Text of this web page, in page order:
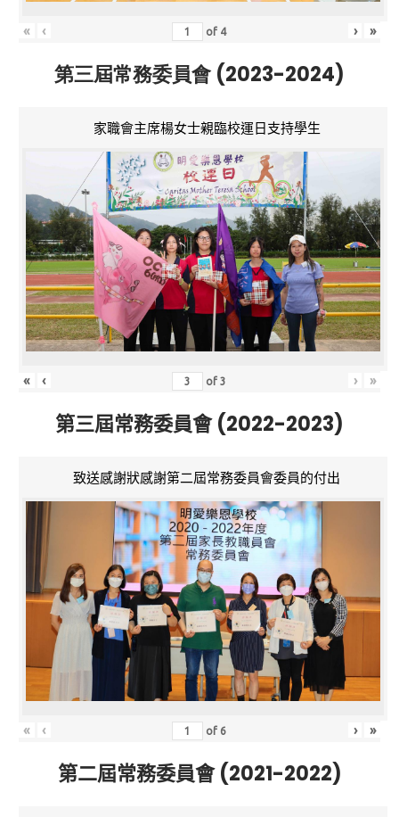
« ‹ of 4 › »
第三屆常務委員會 (2023-2024)
家職會主席楊女士親臨校運日支持學生
« ‹ of3 › »
第三屆常務委員會 (2022-2023)
致送感謝狀感謝第二屆常務委員會委員的付出
« ‹ of 6 › »
第二屆常務委員會 (2021-2022)